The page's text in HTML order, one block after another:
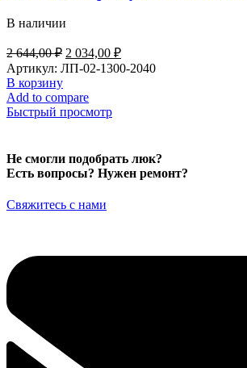
В наличии
2 644,00₽ Первоначальная
цена
2
644,00 ₽.
2 034,00 ₽Текущая
цена:
Артикул: ЛП-02-1300-2040
В корзину
Add to compare
Быстрый просмотр
Не смогли подобрать люк?
Есть вопросы? Нужен ремонт?
Свяжитесь с нами